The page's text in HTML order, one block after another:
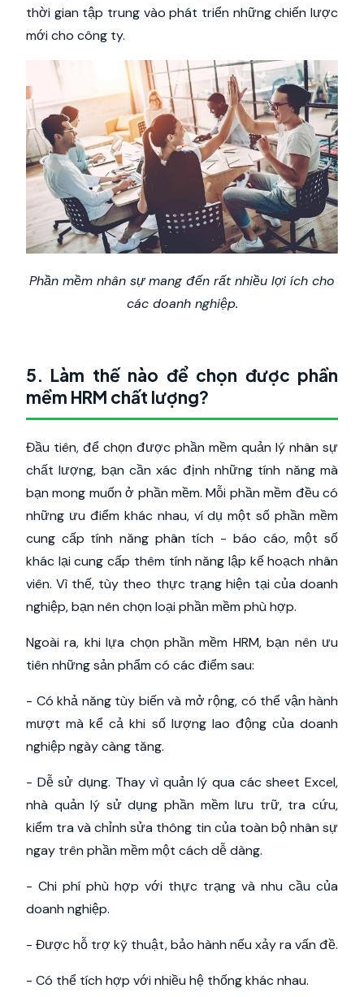
thời gian tập trung vào phát triển những chiến lược
mới cho công ty.
Phần mềm nhân sự mang đến rất nhiều lợi ích cho
các doanh nghiệp.
5. Làm thế nào để chọn được phần
mềm HRM chất lượng?
Đầu tiên, để chọn được phần mềm quản lý nhân sự
chất lượng, bạn cần xác định những tính năng mà
bạn mong muốn ở phần mềm. Mỗi phần mềm đều có
những ưu điểm khác nhau, ví dụ một số phần mềm
cung cấp tính năng phân tích - báo cáo, một số
khác lại cung cấp thêm tính năng lập kế hoạch nhân
viên. Vì thế, tùy theo thực trạng hiện tại của doanh
nghiệp, bạn nên chọn loại phần mềm phù hợp.
Ngoài ra, khi lựa chọn phần mềm HRM, bạn nên ưu
tiên những sản phẩm có các điểm sau:
- Có khả năng tùy biến và mở rộng, có thể vận hành
mượt mà kể cả khi số lượng lao động của doanh
nghiệp ngày càng tăng.
- Dễ sử dụng. Thay vì quản lý qua các sheet Excel,
nhà quản lý sử dụng phần mềm lưu trữ, tra cứu,
kiểm tra và chỉnh sửa thông tin của toàn bộ nhân sự
ngay trên phần mềm một cách dễ dàng.
- Chi phí phù hợp với thực trạng và nhu cầu của
doanh nghiệp.
- Được hỗ trợ kỹ thuật, bảo hành nếu xảy ra vấn đề.
- Có thể tích hợp với nhiều hệ thống khác nhau.